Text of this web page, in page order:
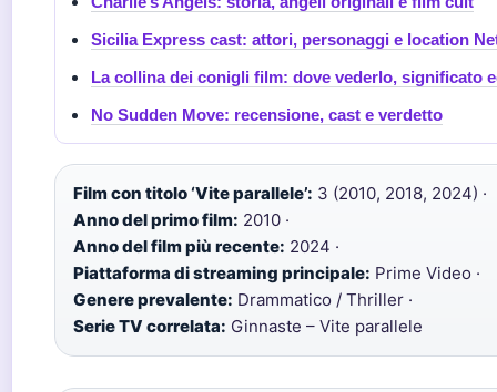
Sicilia Express cast: attori, personaggi e location
La collina dei conigli film: dove vederlo, significato
No Sudden Move: recensione, cast e verdetto
Film con titolo ‘Vite parallele’: 3 (2010, 2018, 2024) ·
Anno del primo film: 2010 ·
Anno del film più recente: 2024 ·
Piattaforma di streaming principale: Prime Video ·
Genere prevalente: Drammatico / Thriller ·
Serie TV correlata: Ginnaste – Vite parallele